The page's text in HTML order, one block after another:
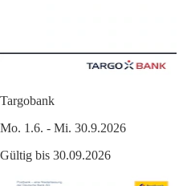
Targobank
Mo. 1.6. - Mi. 30.9.2026
Gültig bis 30.09.2026